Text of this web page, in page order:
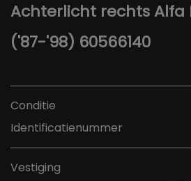
Achterlicht rechts Alfa
('87-'98) 60566140
Conditie
Identificatienummer
Vestiging